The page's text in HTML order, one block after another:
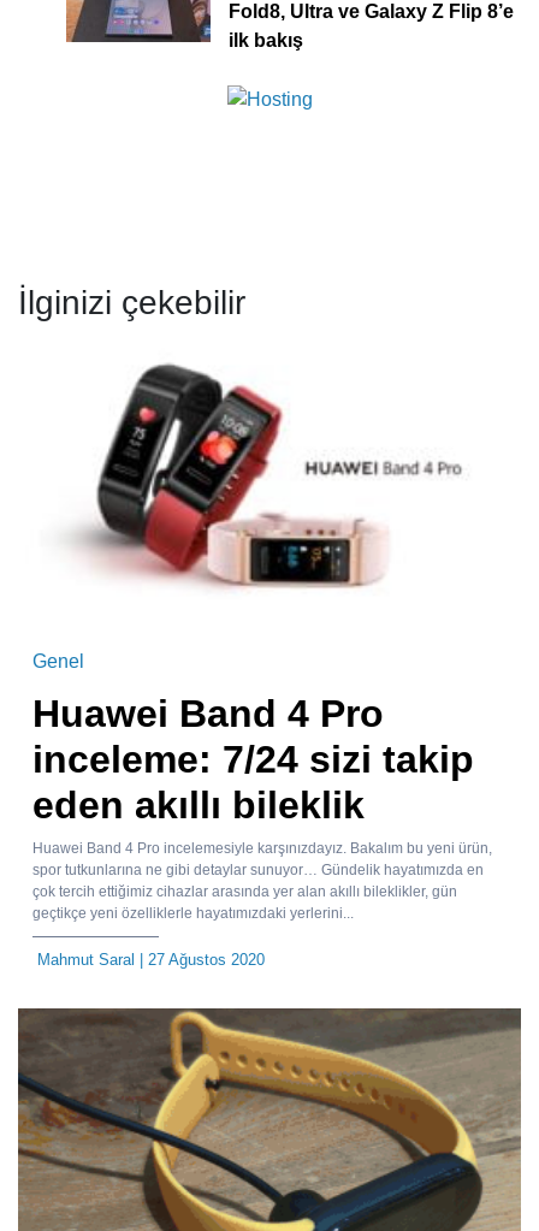
Fold8, Ultra ve Galaxy Z Flip 8’e
ilk bakış
İlginizi çekebilir
Genel
Huawei Band 4 Pro
inceleme: 7/24 sizi takip
eden akıllı bileklik
Huawei Band 4 Pro incelemesiyle karşınızdayız. Bakalım bu yeni ürün,
spor tutkunlarına ne gibi detaylar sunuyor… Gündelik hayatımızda en
çok tercih ettiğimiz cihazlar arasında yer alan akıllı bileklikler, gün
geçtikçe yeni özelliklerle hayatımızdaki yerlerini...
Mahmut Saral | 27 Ağustos 2020